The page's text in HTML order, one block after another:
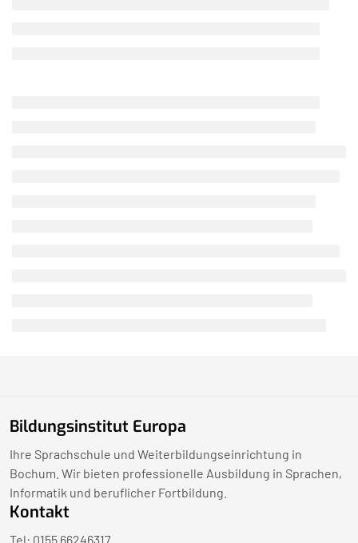
Bildungsinstitut Europa
Ihre Sprachschule und Weiterbildungseinrichtung in
Bochum. Wir bieten professionelle Ausbildung in Sprachen,
Informatik und beruflicher Fortbildung.
Kontakt
Tel: 0155 66246317